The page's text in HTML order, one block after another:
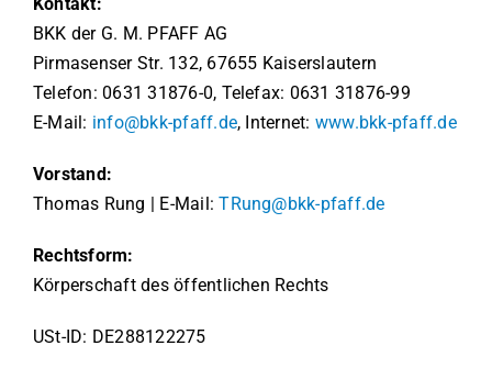
BKK der G. M. PFAFF AG
Pirmasenser Str. 132, 67655 Kaiserslautern
Telefon: 0631 31876-0, Telefax: 0631 31876-99
E-Mail: info@bkk-pfaff.de, Internet: www.bkk-pfaff.de
Vorstand:
Thomas Rung | E-Mail:TRung@bkk-pfaff.de
Rechtsform:
Körperschaft des öffentlichen Rechts
USt-ID: DE288122275